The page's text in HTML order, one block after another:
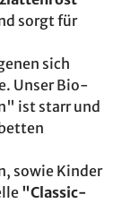
sorgt für
sich
Unser Bio-
ist starr und
sowie Kinder
"Classic-